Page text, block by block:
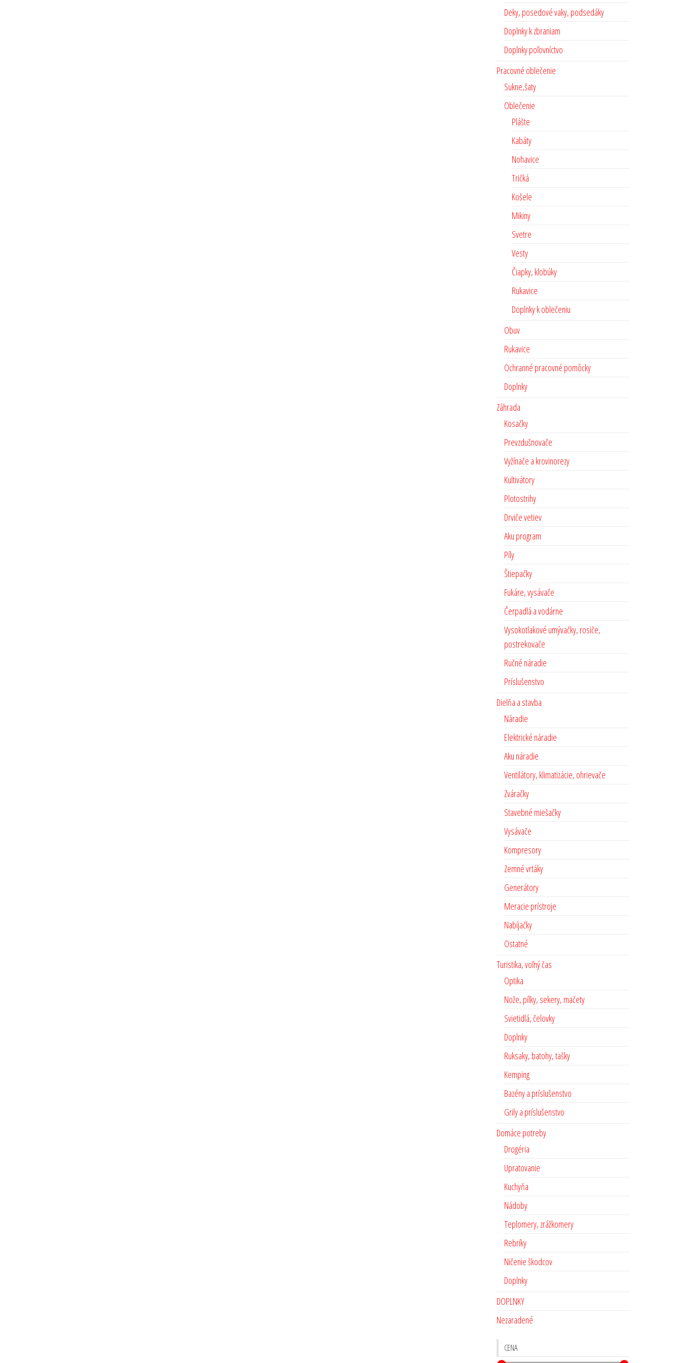
Deky, posedové vaky, podsedáky
Doplnky k zbraniam
Doplnky poľovníctvo
Pracovné oblečenie
Sukne,šaty
Oblečenie
Plášte
Kabáty
Nohavice
Tričká
Košele
Mikiny
Svetre
Vesty
Čiapky, klobúky
Rukavice
Doplnky k oblečeniu
Obuv
Rukavice
Ochranné pracovné pomôcky
Doplnky
Záhrada
Kosačky
Prevzdušnovače
Vyžínače a krovinorezy
Kultivátory
Plotostrihy
Drviče vetiev
Aku program
Píly
Štiepačky
Fukáre, vysávače
Čerpadlá a vodárne
Vysokotlakové umývačky, rosiče,
postrekovače
Ručné náradie
Príslušenstvo
Dielňa a stavba
Náradie
Elektrické náradie
Aku náradie
Ventilátory, klimatizácie, ohrievače
Zváračky
Stavebné miešačky
Vysávače
Kompresory
Zemné vrtáky
Generátory
Meracie prístroje
Nabíjačky
Ostatné
Turistika, voľný čas
Optika
Nože, pílky, sekery, mačety
Svietidlá, čelovky
Doplnky
Ruksaky, batohy, tašky
Kemping
Bazény a príslušenstvo
Grily a príslušenstvo
Domáce potreby
Drogéria
Upratovanie
Kuchyňa
Nádoby
Teplomery, zrážkomery
Rebríky
Ničenie škodcov
Doplnky
DOPLNKY
Nezaradené
CENA